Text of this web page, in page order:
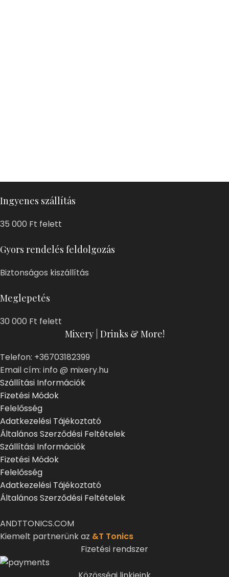
Ingyenes szállítás
35 000 Ft felett
Gyors rendelés feldolgozás
Biztonságos kiszállítás
Meglepetés
30 000 Ft felett
Mixery | Drinks & More!
Telefon: +36703182399
Email cím: info @ mixery.hu
Szállítási Információk
Fizetési Módok
Felelősség
Adatkezelési Tájékoztató
Általános Szerződési Feltételek
Szállítási Információk
Fizetési Módok
Felelősség
Adatkezelési Tájékoztató
Általános Szerződési Feltételek
ANDTTONICS.COM
Kiemelt partnerünk az &T Tonics
Fizetési rendszer